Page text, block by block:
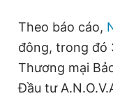
Theo báo cáo,
đông, trong đó
Thương mại
Đầu tư